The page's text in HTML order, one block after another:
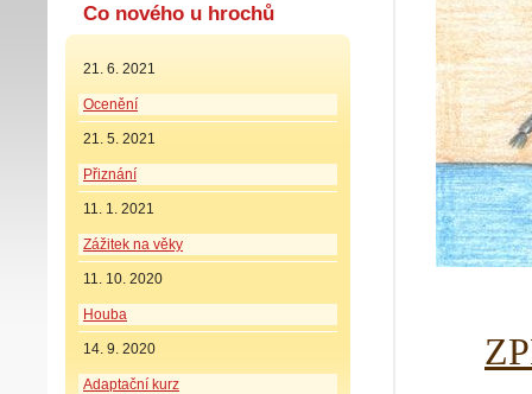
Co nového u hrochů
21. 6. 2021
Ocenění
21. 5. 2021
Přiznání
11. 1. 2021
Zážitek na věky
11. 10. 2020
Houba
14. 9. 2020
Adaptační kurz